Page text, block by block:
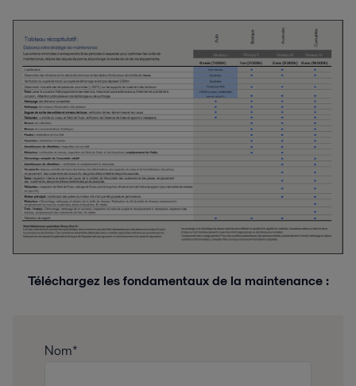
Téléchargez les fondamentaux de la maintenance :
Nom*